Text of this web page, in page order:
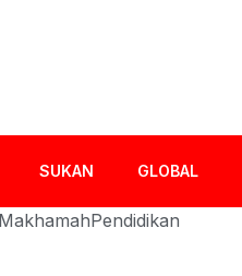
SUKAN GLOBAL
MakhamahPendidikan